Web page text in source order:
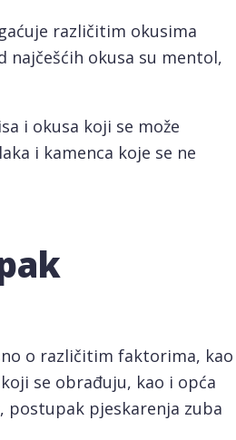
različitim okusima
okusa su mentol,
i okusa koji se može
i kamenca koje se ne
o različitim faktorima, kao
se obrađuju, kao i opća
postupak pjeskarenja zuba